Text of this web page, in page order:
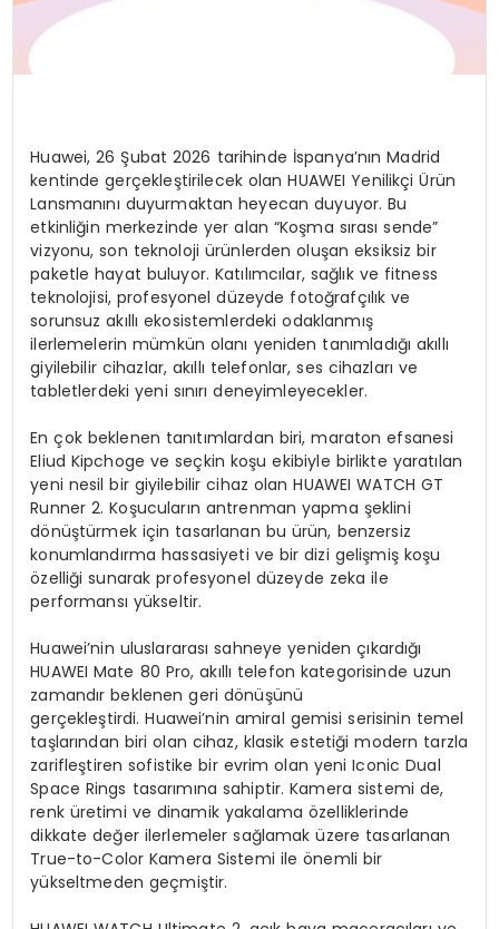
Huawei, 26 Şubat 2026 tarihinde İspanya’nın Madrid
kentinde gerçekleştirilecek olan HUAWEI Yenilikçi Ürün
Lansmanını duyurmaktan heyecan duyuyor. Bu
etkinliğin merkezinde yer alan “Koşma sırası sende”
vizyonu, son teknoloji ürünlerden oluşan eksiksiz bir
paketle hayat buluyor. Katılımcılar, sağlık ve fitness
teknolojisi, profesyonel düzeyde fotoğrafçılık ve
sorunsuz akıllı ekosistemlerdeki odaklanmış
ilerlemelerin mümkün olanı yeniden tanımladığı akıllı
giyilebilir cihazlar, akıllı telefonlar, ses cihazları ve
tabletlerdeki yeni sınırı deneyimleyecekler.
En çok beklenen tanıtımlardan biri, maraton efsanesi
Eliud Kipchoge ve seçkin koşu ekibiyle birlikte yaratılan
yeni nesil bir giyilebilir cihaz olan HUAWEI WATCH GT
Runner 2. Koşucuların antrenman yapma şeklini
dönüştürmek için tasarlanan bu ürün, benzersiz
konumlandırma hassasiyeti ve bir dizi gelişmiş koşu
özelliği sunarak profesyonel düzeyde zeka ile
performansı yükseltir.
Huawei’nin uluslararası sahneye yeniden çıkardığı
HUAWEI Mate 80 Pro, akıllı telefon kategorisinde uzun
zamandır beklenen geri dönüşünü
gerçekleştirdi. Huawei’nin amiral gemisi serisinin temel
taşlarından biri olan cihaz, klasik estetiği modern tarzla
zarifleştiren sofistike bir evrim olan yeni Iconic Dual
Space Rings tasarımına sahiptir. Kamera sistemi de,
renk üretimi ve dinamik yakalama özelliklerinde
dikkate değer ilerlemeler sağlamak üzere tasarlanan
True-to-Color Kamera Sistemi ile önemli bir
yükseltmeden geçmiştir.